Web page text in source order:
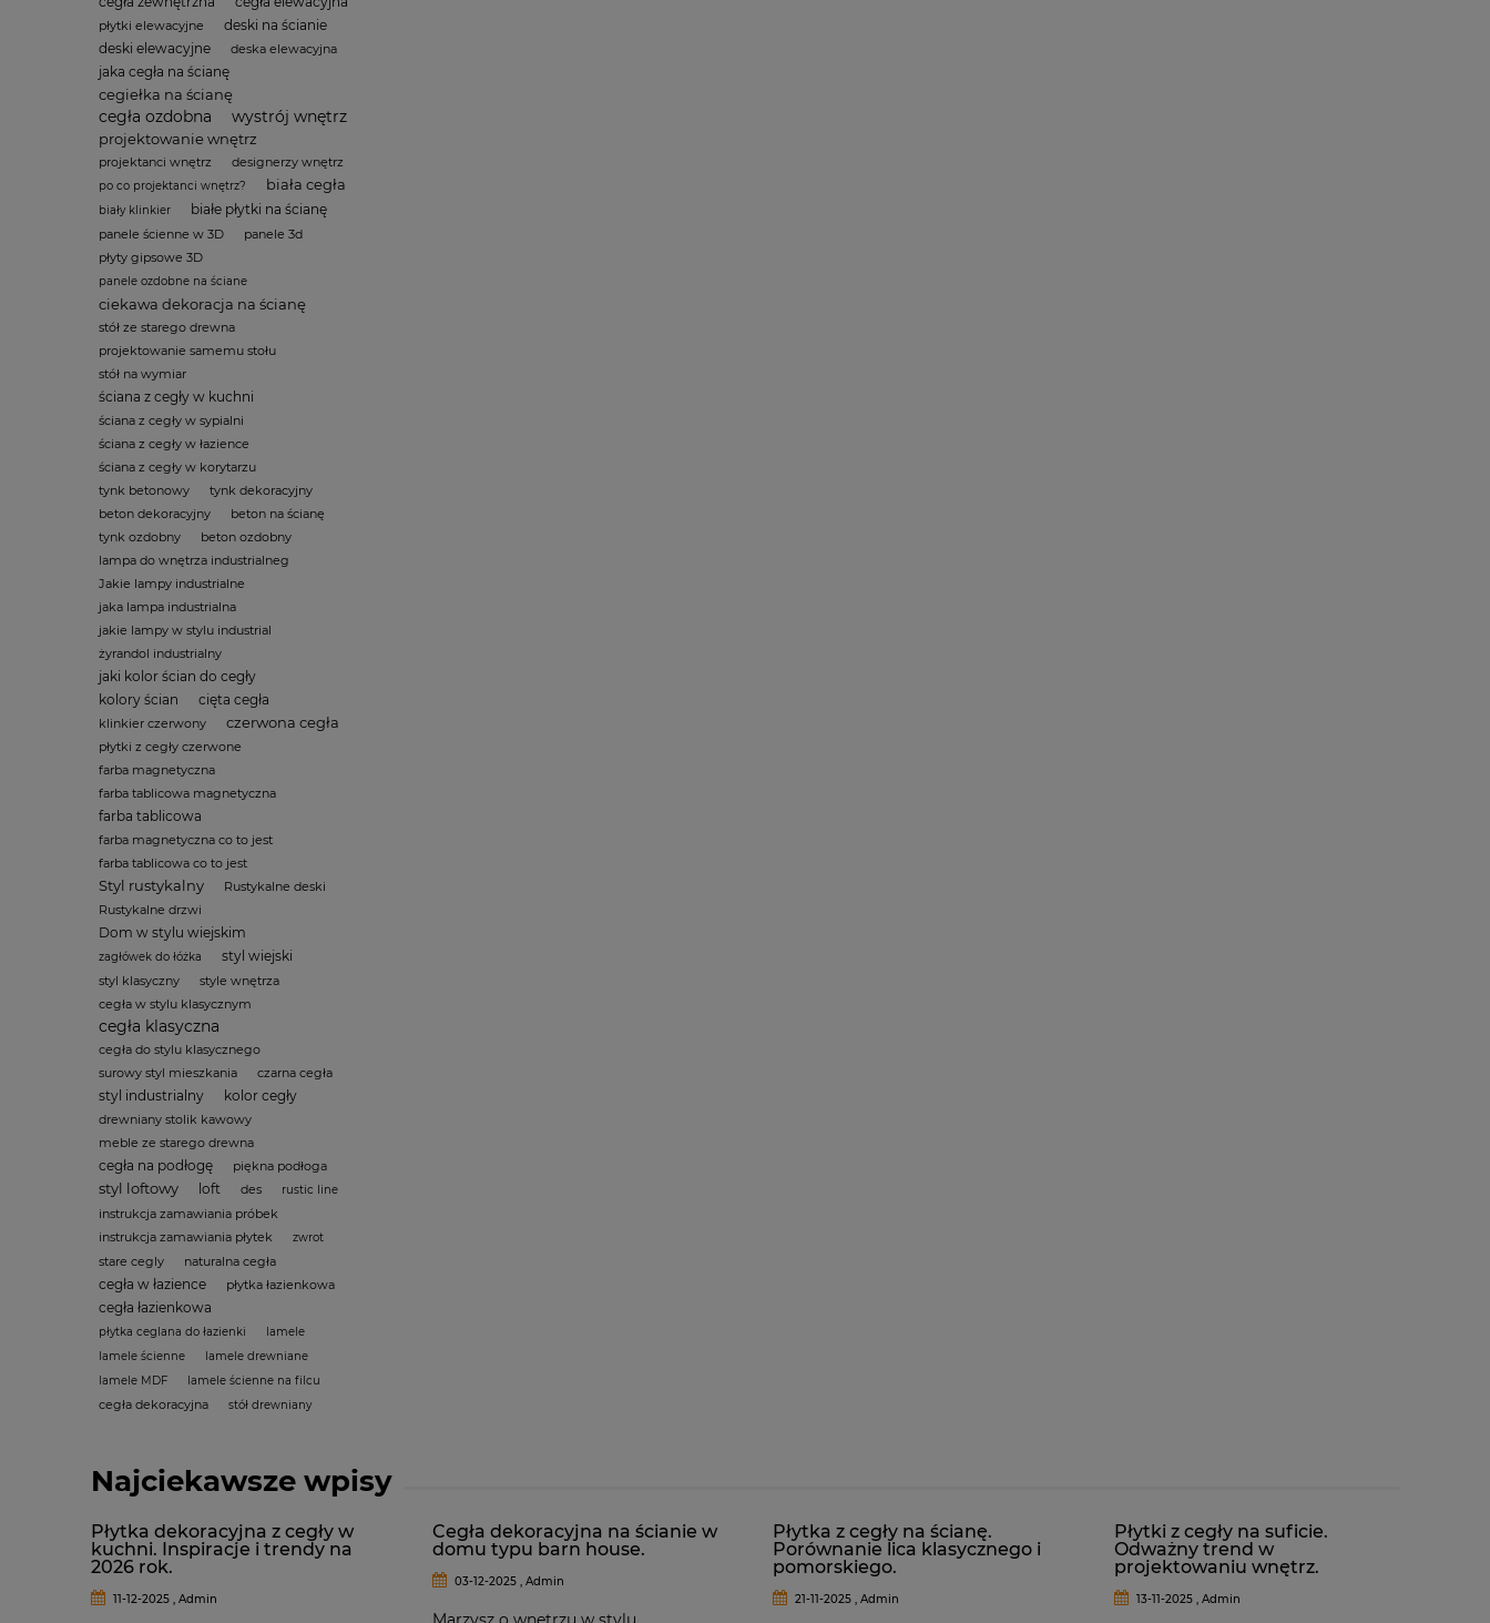
płytki elewacyjne
deski na ścianie
deski elewacyjne
deska elewacyjna
jaka cegła na ścianę
cegiełka na ścianę
cegła ozdobna wystrój wnętrz
projektowanie wnętrz
projektanci wnętrz designerzy wnętrz
po co projektanci wnętrz? biała cegła
biały klinkier białe płytki na ścianę
panele ścienne w 3D
panele 3d
płyty gipsowe 3D
panele ozdobne na ściane
ciekawa dekoracja na ścianę
stół ze starego drewna
projektowanie samemu stołu
stół na wymiar
ściana z cegły w kuchni
ściana z cegły w sypialni
ściana z cegły w łazience
ściana z cegły w korytarzu
tynk betonowy
tynk dekoracyjny
beton dekoracyjny
beton na ścianę
tynk ozdobny
beton ozdobny
lampa do wnętrza industrialneg
Jakie lampy industrialne
jaka lampa industrialna
jakie lampy w stylu industrial
żyrandol industrialny
jaki kolor ścian do cegły
kolory ścian
cięta cegła
klinkier czerwony czerwona cegła
płytki z cegły czerwone
farba magnetyczna
farba tablicowa magnetyczna
farba tablicowa
farba magnetyczna co to jest
farba tablicowa co to jest
Styl rustykalny
Rustykalne deski
Rustykalne drzwi
Dom w stylu wiejskim
zagłówek do łóżka styl wiejski
styl klasyczny
style wnętrza
cegła w stylu klasycznym
cegła klasyczna
cegła do stylu klasycznego
surowy styl mieszkania
czarna cegła
styl industrialny kolor cegły
drewniany stolik kawowy
meble ze starego drewna
cegła na podłogę piękna podłoga
styl loftowy loft des rustic line
instrukcja zamawiania próbek
instrukcja zamawiania płytek
zwrot
stare cegly naturalna cegła
cegła w łazience płytka łazienkowa
cegła łazienkowa
płytka ceglana do łazienki
lamele
lamele ścienne
lamele drewniane
lamele MDF
lamele ścienne na filcu
cegła dekoracyjna stół drewniany
Najciekawsze wpisy
Płytka dekoracyjna z cegły w
kuchni. Inspiracje i trendy na
2026 rok.
11-12-2025 , Admin
Cegła dekoracyjna na ścianie w
domu typu barn house.
03-12-2025 , Admin
Płytka z cegły na ścianę.
Porównanie lica klasycznego i
pomorskiego.
21-11-2025 , Admin
Płytki z cegły na suficie.
Odważny trend w
projektowaniu wnętrz.
13-11-2025 , Admin